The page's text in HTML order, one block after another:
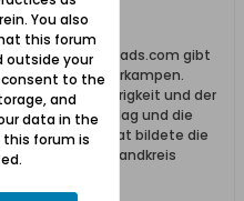
Seite many-roads.com gibt
Zeyersvorderkampen.
und der
Danzig lag und die
(die Nogat bildete die
und dem Landkreis
You also
this forum
outside your
to the
and
data in the
forum is